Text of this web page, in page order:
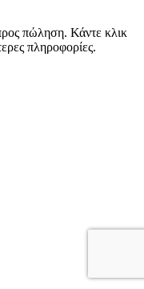
πώληση. Κάντε κλικ
πληροφορίες.